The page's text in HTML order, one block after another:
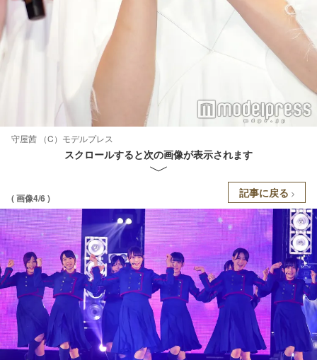
守屋茜 （C）モデルプレス
スクロールすると次の画像が表示されます
( 画像4/6 ) 記事に戻る